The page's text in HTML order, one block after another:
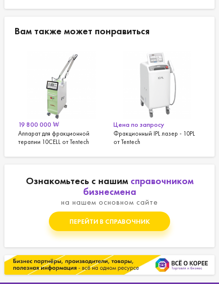
Вам также может понравиться
19 800 000 ₩
Аппарат для фракционной
терапии 10CELL от Tentech
Цена по запросу
Фракционный IPL лазер - 10PL
от Tentech
Ознакомьтесь с нашим справочником
бизнесмена
на нашем основном сайте
ПЕРЕЙТИ В СПРАВОЧНИК